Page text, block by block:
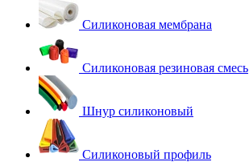
Силиконовая мембрана
Силиконовая резиновая смесь
Шнур силиконовый
Силиконовый профиль